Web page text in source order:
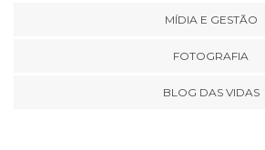
MÍDIA E GESTÃO
FOTOGRAFIA
BLOG DAS VIDAS